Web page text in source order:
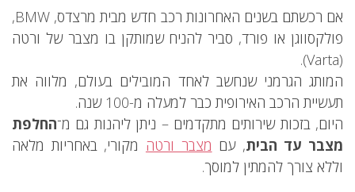
אם רכשתם בשנים האחרונות רכב חדש מבית מרצדס, BMW,
פולקסווגן או פורד, סביר להניח שמותקן בו מצבר של ורטה
(Varta).
המותג הגרמני שנחשב לאחד המובילים בעולם, מלווה את
תעשיית הרכב האירופית כבר למעלה מ-100 שנה.
היום, בזכות שירותים מתקדמים – ניתן ליהנות גם מ־החלפת
מצבר עד הבית, עם מצבר ורטה מקורי, באחריות מלאה
וללא צורך להמתין למוסך.